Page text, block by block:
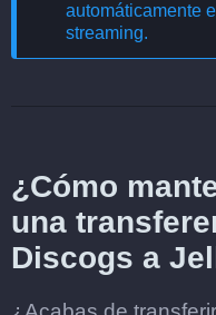
automáticamente
streaming.
¿Cómo
una
Discogs a